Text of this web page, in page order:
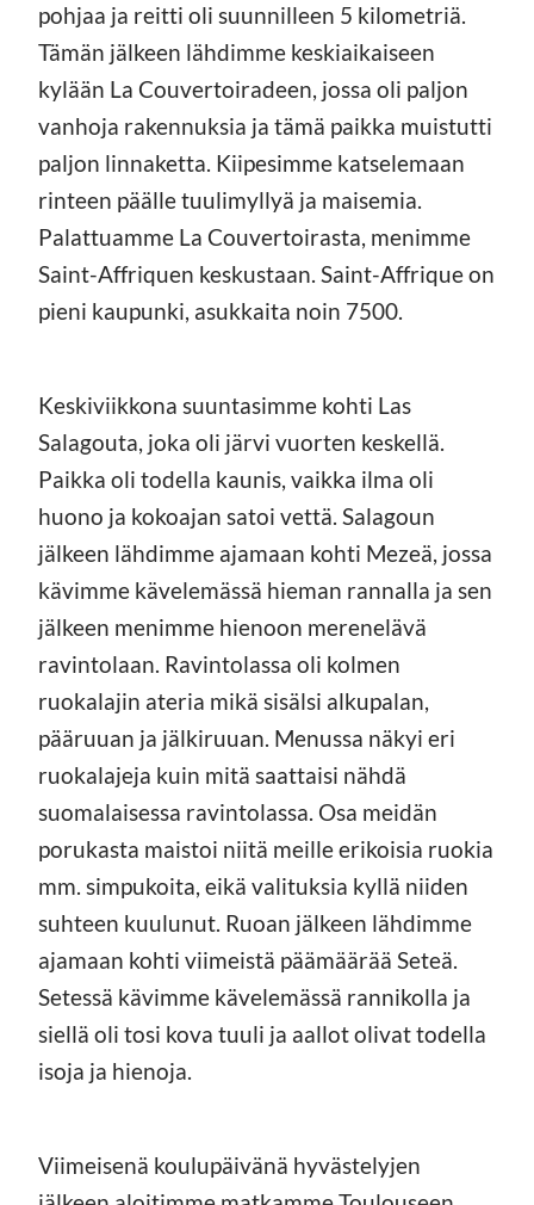
pohjaa ja reitti oli suunnilleen 5 kilometriä.
Tämän jälkeen lähdimme keskiaikaiseen
kylään La Couvertoiradeen, jossa oli paljon
vanhoja rakennuksia ja tämä paikka muistutti
paljon linnaketta. Kiipesimme katselemaan
rinteen päälle tuulimyllyä ja maisemia.
Palattuamme La Couvertoirasta, menimme
Saint-Affriquen keskustaan. Saint-Affrique on
pieni kaupunki, asukkaita noin 7500.
Keskiviikkona suuntasimme kohti Las
Salagouta, joka oli järvi vuorten keskellä.
Paikka oli todella kaunis, vaikka ilma oli
huono ja kokoajan satoi vettä. Salagoun
jälkeen lähdimme ajamaan kohti Mezeä, jossa
kävimme kävelemässä hieman rannalla ja sen
jälkeen menimme hienoon merenelävä
ravintolaan. Ravintolassa oli kolmen
ruokalajin ateria mikä sisälsi alkupalan,
pääruuan ja jälkiruuan. Menussa näkyi eri
ruokalajeja kuin mitä saattaisi nähdä
suomalaisessa ravintolassa. Osa meidän
porukasta maistoi niitä meille erikoisia ruokia
mm. simpukoita, eikä valituksia kyllä niiden
suhteen kuulunut. Ruoan jälkeen lähdimme
ajamaan kohti viimeistä päämäärää Seteä.
Setessä kävimme kävelemässä rannikolla ja
siellä oli tosi kova tuuli ja aallot olivat todella
isoja ja hienoja.
Viimeisenä koulupäivänä hyvästelyjen